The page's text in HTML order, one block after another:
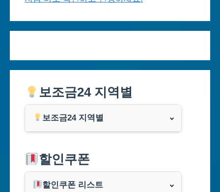
보조금24 지역별
보조금24 지역별
부산광역시
할인쿠폰
할인쿠폰 리스트